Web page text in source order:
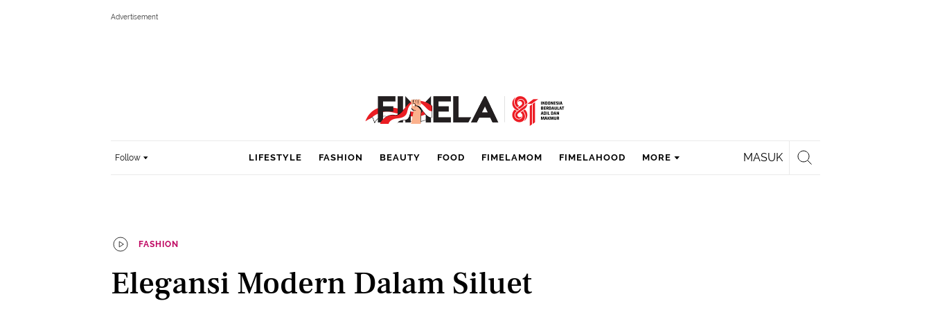
Follow MASUK
LIFESTYLE FASHION BEAUTY FOOD FIMELAMOM FIMELAHOOD MORE
FASHION
Elegansi Modern Dalam Siluet